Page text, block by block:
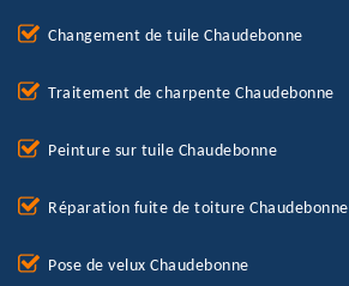
Changement de tuile Chaudebonne
Traitement de charpente Chaudebonne
Peinture sur tuile Chaudebonne
Réparation fuite de toiture Chaudebonne
Pose de velux Chaudebonne